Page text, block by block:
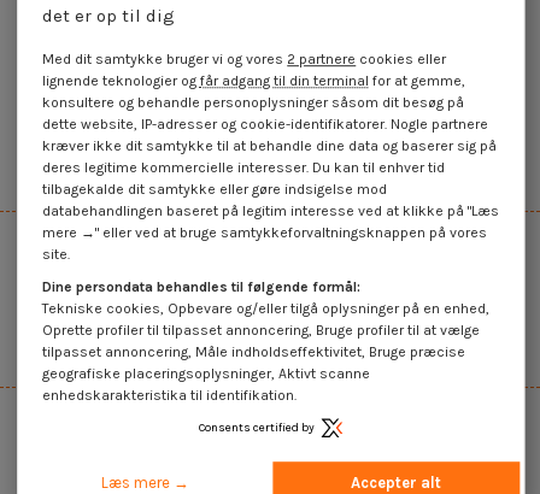
45.000+ referencer på lager
Det bredeste udvalg på internettet
Salg af enheder og mængder
Mængdebaseret glidende pris
det er op til dig
Med dit samtykke bruger vi og vores 2 partnere cookies eller
lignende teknologier ogfår adgang til din terminal for at gemme,
konsultere og behandle personoplysninger såsom dit besøg på
dette website, IP-adresser og cookie-identifikatorer. Nogle partnere
kræver ikke dit samtykke til at behandle dine data og baserer sig på
deres legitime kommercielle interesser. Du kan til enhver tid
tilbagekalde dit samtykke eller gøre indsigelse mod
databehandlingen baseret på legitim interesse ved at klikke på "Læs
mere →" eller ved at bruge samtykkeforvaltningsknappen på vores
site.
Dine persondata behandles til følgende formål:
Tekniske cookies, Opbevare og/eller tilgå oplysninger på en enhed,
Oprette profiler til tilpasset annoncering, Bruge profiler til at vælge
tilpasset annoncering, Måle indholdseffektivitet, Bruge præcise
geografiske placeringsoplysninger, Aktivt scanne
enhedskarakteristika til identifikation.
Consents certified by
Læs mere → Accepter alt